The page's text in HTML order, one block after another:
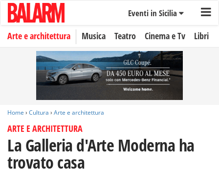
Eventi in Sicilia
Arte e architettura Musica Teatro Cinema e Tv Libri
Home › Cultura › Arte e architettura
ARTE E ARCHITETTURA
La Galleria d'Arte Moderna ha
trovato casa